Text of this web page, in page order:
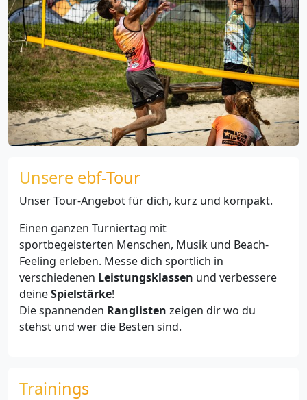
Unsere ebf-Tour
Unser Tour-Angebot für dich, kurz und kompakt.
Einen ganzen Turniertag mit
sportbegeisterten Menschen, Musik und Beach-
Feeling erleben. Messe dich sportlich in
verschiedenen Leistungsklassen und verbessere
deineSpielstärke!
Die spannenden Ranglisten zeigen dir wo du
stehst und wer die Besten sind.
Trainings